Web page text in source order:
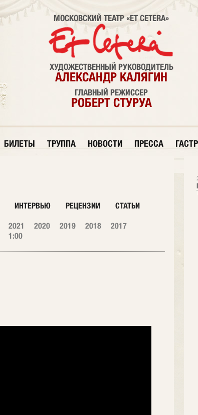
МОСКОВСКИЙ ТЕАТР «ET CETERA»
ХУДОЖЕСТВЕННЫЙ РУКОВОДИТЕЛЬ
АЛЕКСАНДР КАЛЯГИН
ГЛАВНЫЙ РЕЖИССЕР
РОБЕРТ СТУРУА
БИЛЕТЫ ТРУППА НОВОСТИ ПРЕССА
ИНТЕРВЬЮ РЕЦЕНЗИИ СТАТЬИ
2021 2020 2019 2018
2017
1:00